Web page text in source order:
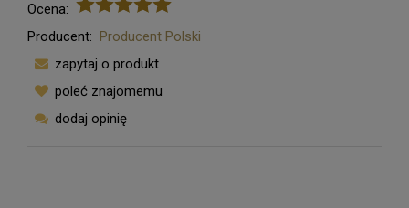
Ocena:
Producent: Producent Polski
zapytaj o produkt
poleć znajomemu
dodaj opinię